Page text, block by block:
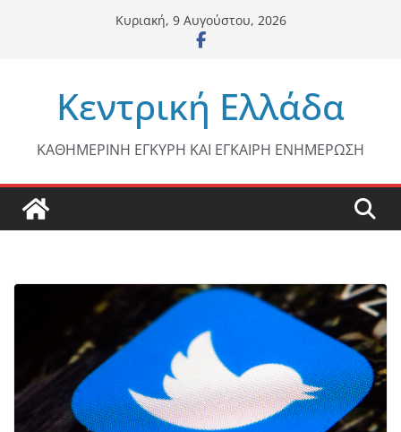
Κυριακή, 9 Αυγούστου, 2026
Κεντρική Ελλάδα
ΚΑΘΗΜΕΡΙΝΗ ΕΓΚΥΡΗ ΚΑΙ ΕΓΚΑΙΡΗ ΕΝΗΜΕΡΩΣΗ